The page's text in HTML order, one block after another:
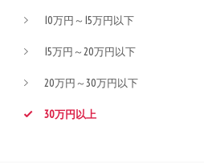
10万円～15万円以下
15万円～20万円以下
20万円～30万円以下
30万円以上